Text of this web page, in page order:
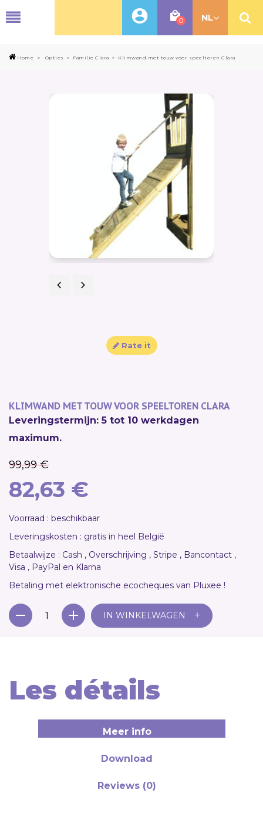
0 NL
Home > Opties > Familie Clara > Klimwand met touw voor speeltoren Clara
Rate it
KLIMWAND MET TOUW VOOR SPEELTOREN CLARA
Leveringstermijn: 5 tot 10 werkdagen
maximum.
99,99 €
82,63 €
Voorraad : beschikbaar
Leveringskosten : gratis in heel België
Betaalwijze : Cash , Overschrijving , Stripe , Bancontact ,
Visa , PayPal en Klarna
Betaling met elektronische ecocheques van Pluxee !
IN WINKELWAGEN +
Les détails
Meer info
Download
Reviews (0)